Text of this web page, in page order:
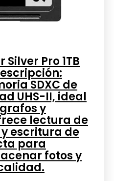
Silver Pro 1TB
SDXC de
UHS-II, ideal
y
lectura de
escritura de
para
fotos y